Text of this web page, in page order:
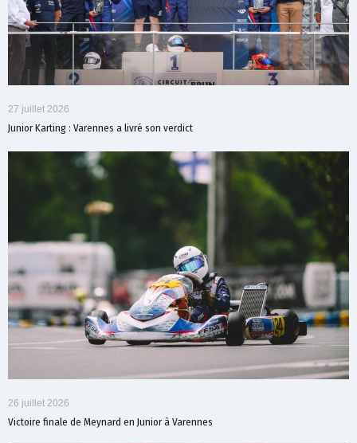
27 juillet 2026
Junior Karting : Varennes a livré son verdict
26 juillet 2026
Victoire finale de Meynard en Junior à Varennes